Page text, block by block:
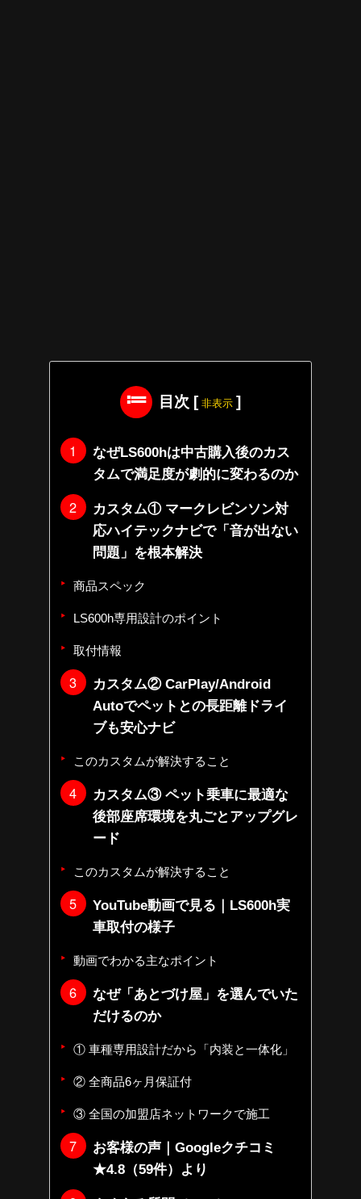
目次 [ 非表示 ]
なぜLS600hは中古購入後のカス
タムで満足度が劇的に変わるのか
カスタム① マークレビンソン対
応ハイテックナビで「音が出ない
問題」を根本解決
商品スペック
LS600h専用設計のポイント
取付情報
カスタム② CarPlay/Android
Autoでペットとの長距離ドライ
ブも安心ナビ
このカスタムが解決すること
カスタム③ ペット乗車に最適な
後部座席環境を丸ごとアップグレ
ード
このカスタムが解決すること
YouTube動画で見る｜LS600h実
車取付の様子
動画でわかる主なポイント
なぜ「あとづけ屋」を選んでいた
だけるのか
① 車種専用設計だから「内装と一体化」
② 全商品6ヶ月保証付
③ 全国の加盟店ネットワークで施工
お客様の声｜Googleクチコミ
★4.8（59件）より